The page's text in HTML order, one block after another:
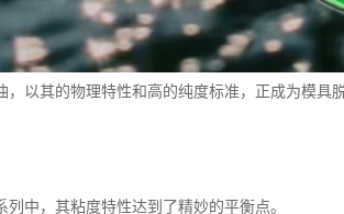
，以其的物理特性和高的纯度标准，正成为模具
列中，其粘度特性达到了精妙的平衡点。